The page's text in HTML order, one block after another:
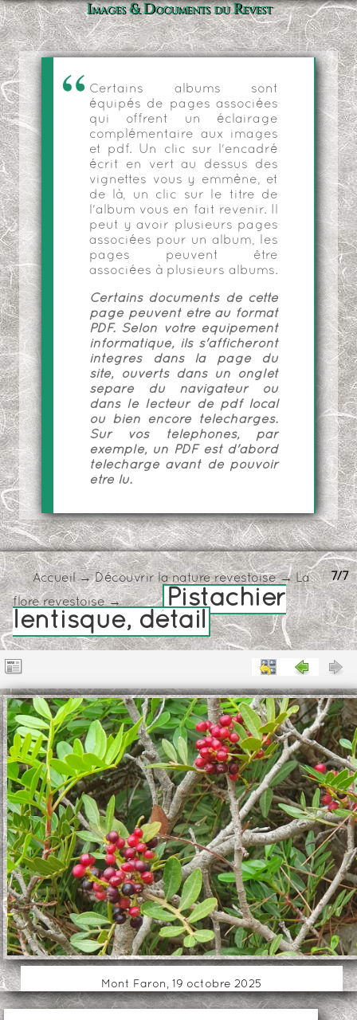
Images & Documents du Revest
Certains albums sont
équipés de pages associées
qui offrent un éclairage
complémentaire aux images
et pdf. Un clic sur l'encadré
écrit en vert au dessus des
vignettes vous y emmène, et
de là, un clic sur le titre de
l'album vous en fait revenir. Il
peut y avoir plusieurs pages
associées pour un album, les
pages peuvent être
associées à plusieurs albums.
Certains documents de cette
page peuvent être au format
PDF. Selon votre équipement
informatique, ils s'afficheront
intégrés dans la page du
site, ouverts dans un onglet
séparé du navigateur ou
dans le lecteur de pdf local
ou bien encore téléchargés.
Sur vos téléphones, par
exemple, un PDF est d'abord
téléchargé avant de pouvoir
être lu.
7/7
Accueil→Découvrir la nature revestoise→La
flore revestoise→
Pistachier
lentisque, détail
Mont Faron, 19 octobre 2025